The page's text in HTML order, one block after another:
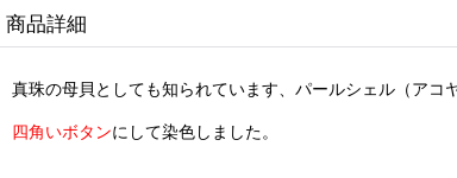
商品詳細
真珠の母貝としても知られています、パールシェル（アコ
四角いボタンにして染色しました。